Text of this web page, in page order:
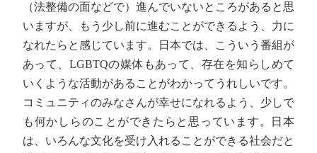
（法整備の面などで）進んでいないところがあると思
いますが、もう少し前に進むことができるよう、力に
なれたらと感じています。日本では、こういう番組が
あって、LGBTQの媒体もあって、存在を知らしめて
いくような活動があることがわかってうれしいです。
コミュニティのみなさんが幸せになれるよう、少しで
も何かしらのことができたらと思っています。日本
は、いろんな文化を受け入れることができる社会だと